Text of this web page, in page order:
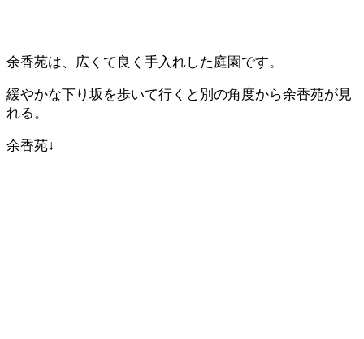
余香苑は、広くて良く手入れした庭園です。
緩やかな下り坂を歩いて行くと別の角度から余香苑が見
れる。
余香苑↓